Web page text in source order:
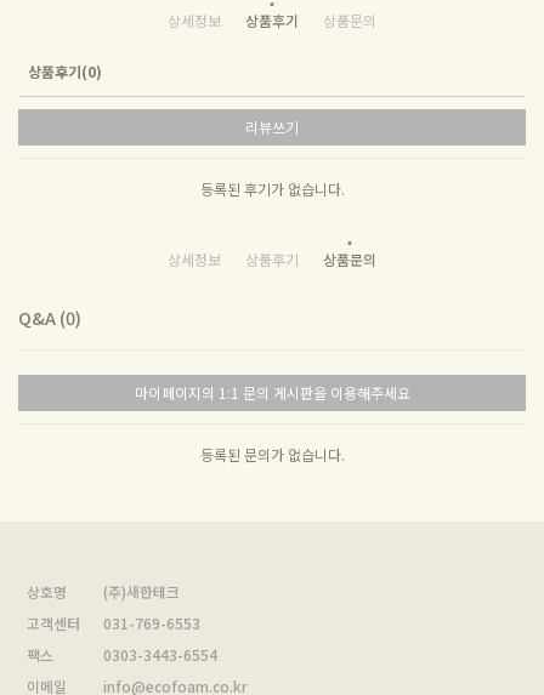
상세정보 상품후기 상품문의
상품후기(0)
리뷰쓰기
등록된 후기가 없습니다.
상세정보 상품후기 상품문의
Q&A (0)
마이페이지의 1:1 문의 게시판을 이용해주세요
등록된 문의가 없습니다.
상호명
(주)새한테크
고객센터
031-769-6553
팩스
0303-3443-6554
이메일
info@ecofoam.co.kr